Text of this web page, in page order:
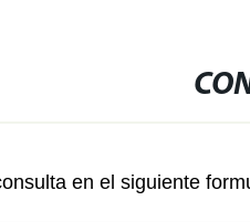
en el siguiente